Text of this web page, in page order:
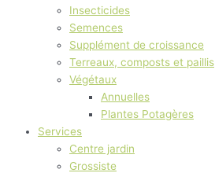
Insecticides
Semences
Supplément de croissance
Terreaux, composts et paillis
Végétaux
Annuelles
Plantes Potagères
Services
Centre jardin
Grossiste